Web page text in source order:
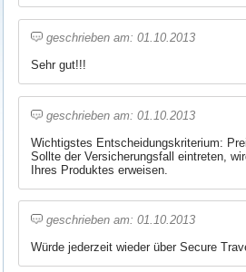
geschrieben am: 01.10.2013
Sehr gut!!!
geschrieben am: 01.10.2013
Wichtigstes Entscheidungskriterium:
Sollte der Versicherungsfall eintreten,
Ihres Produktes erweisen.
geschrieben am: 01.10.2013
Würde jederzeit wieder über Secure